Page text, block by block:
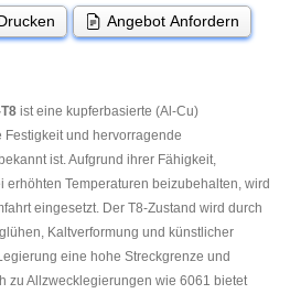
Angebot Anfordern
ist eine kupferbasierte (Al-Cu)
und hervorragende
ist. Aufgrund ihrer Fähigkeit,
Temperaturen beizubehalten, wird
eingesetzt. Der T8-Zustand wird durch
Kaltverformung und künstlicher
eine hohe Streckgrenze und
zu Allzwecklegierungen wie 6061 bietet